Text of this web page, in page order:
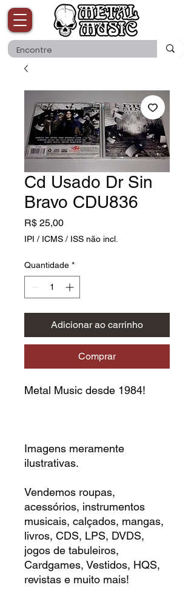
Cd Usado Dr Sin
Bravo CDU836
R$ 25,00Preço
IPI / ICMS / ISS não incl.
Quantidade *
Adicionar ao carrinho
Comprar
Metal Music desde 1984!
Imagens meramente
ilustrativas.
Vendemos roupas,
acessórios, instrumentos
musicais, calçados, mangas,
livros, CDS, LPS, DVDS,
jogos de tabuleiros,
Cardgames, Vestidos, HQS,
revistas e muito mais!